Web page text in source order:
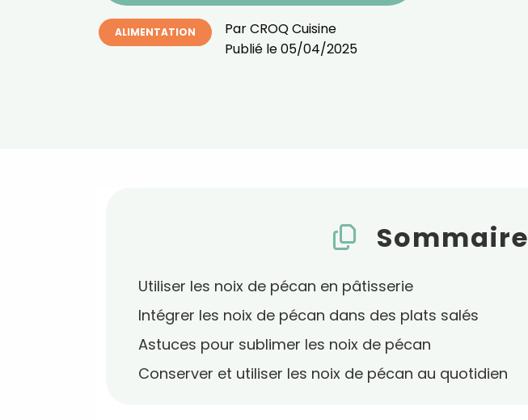
ALIMENTATION ParCROQ Cuisine
Publié le05/04/2025
Sommaire
Utiliser les noix de pécan en pâtisserie
Intégrer les noix de pécan dans des plats salés
Astuces pour sublimer les noix de pécan
Conserver et utiliser les noix de pécan au quotidien